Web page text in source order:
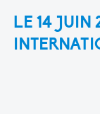
LE 14 JUIN